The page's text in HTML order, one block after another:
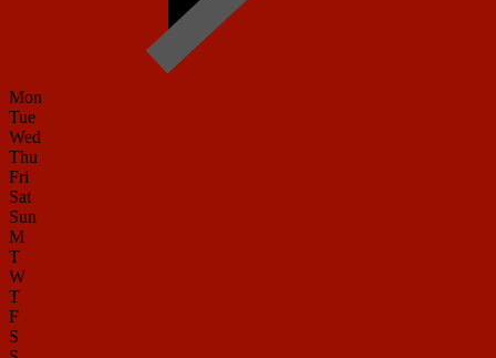
Mon
Tue
Wed
Thu
Fri
Sat
Sun
M
T
W
T
F
S